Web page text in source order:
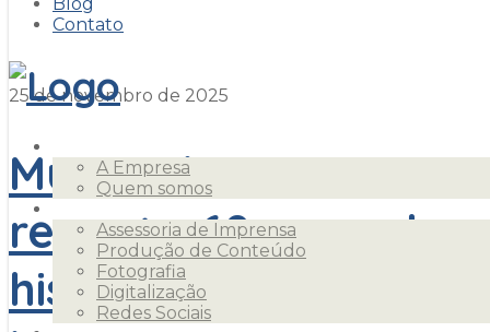
Contato
A Empresa
Quem somos
Assessoria de Imprensa
Produção de Conteúdo
Fotografia
Digitalização
Redes Sociais
25 de novembro de 2025
Museu da Imprensa
resgata 60 anos de
história de Foz do